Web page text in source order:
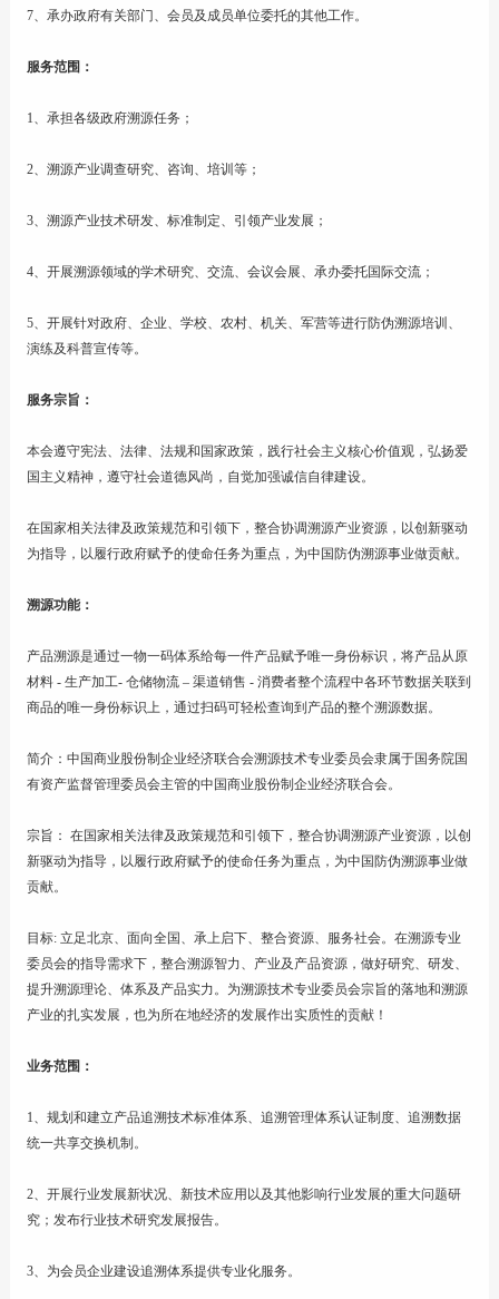
7、承办政府有关部门、会员及成员单位委托的其他工作。
服务范围：
1、承担各级政府溯源任务；
2、溯源产业调查研究、咨询、培训等；
3、溯源产业技术研发、标准制定、引领产业发展；
4、开展溯源领域的学术研究、交流、会议会展、承办委托国际交流；
5、开展针对政府、企业、学校、农村、机关、军营等进行防伪溯源培训、
演练及科普宣传等。
服务宗旨：
本会遵守宪法、法律、法规和国家政策，践行社会主义核心价值观，弘扬爱
国主义精神，遵守社会道德风尚，自觉加强诚信自律建设。
在国家相关法律及政策规范和引领下，整合协调溯源产业资源，以创新驱动
为指导，以履行政府赋予的使命任务为重点，为中国防伪溯源事业做贡献。
溯源功能：
产品溯源是通过一物一码体系给每一件产品赋予唯一身份标识，将产品从原
材料 - 生产加工- 仓储物流 – 渠道销售 - 消费者整个流程中各环节数据关联到
商品的唯一身份标识上，通过扫码可轻松查询到产品的整个溯源数据。
简介：中国商业股份制企业经济联合会溯源技术专业委员会隶属于国务院国
有资产监督管理委员会主管的中国商业股份制企业经济联合会。
宗旨： 在国家相关法律及政策规范和引领下，整合协调溯源产业资源，以创
新驱动为指导，以履行政府赋予的使命任务为重点，为中国防伪溯源事业做
贡献。
目标: 立足北京、面向全国、承上启下、整合资源、服务社会。在溯源专业
委员会的指导需求下，整合溯源智力、产业及产品资源，做好研究、研发、
提升溯源理论、体系及产品实力。为溯源技术专业委员会宗旨的落地和溯源
产业的扎实发展，也为所在地经济的发展作出实质性的贡献！
业务范围：
1、规划和建立产品追溯技术标准体系、追溯管理体系认证制度、追溯数据
统一共享交换机制。
2、开展行业发展新状况、新技术应用以及其他影响行业发展的重大问题研
究；发布行业技术研究发展报告。
3、为会员企业建设追溯体系提供专业化服务。